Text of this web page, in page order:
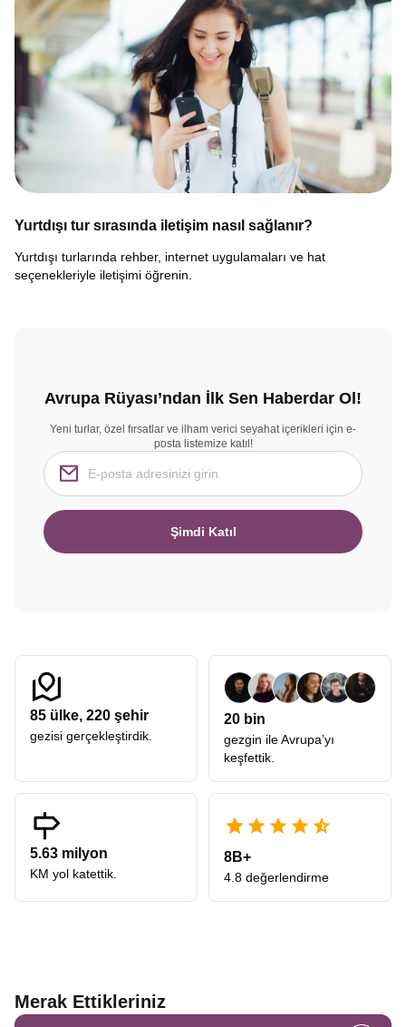
Yurtdışı tur sırasında iletişim nasıl sağlanır?
Yurtdışı turlarında rehber, internet uygulamaları ve hat
seçenekleriyle iletişimi öğrenin.
Avrupa Rüyası’ndan İlk Sen Haberdar Ol!
Yeni turlar, özel fırsatlar ve ilham verici seyahat içerikleri için e-
posta listemize katıl!
Şimdi Katıl
85 ülke, 220 şehir
gezisi gerçekleştirdik.
20 bin
gezgin ile Avrupa’yı
keşfettik.
5.63 milyon
KM yol katettik.
8B+
4.8 değerlendirme
Merak Ettikleriniz